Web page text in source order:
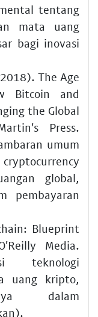
tentang
mata uang
bagi inovasi
The Age
Bitcoin and
the Global
Press.
umum
global,
pembayaran
Blueprint
Media.
teknologi
uang kripto,
dalam